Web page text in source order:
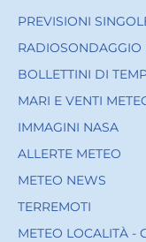
PREVISIONI
RADIOSONDAGGIO
BOLLETTINI DI
MARI E VENTI
IMMAGINI NASA
ALLERTE METEO
METEO NEWS
TERREMOTI
METEO LOCALITÀ -